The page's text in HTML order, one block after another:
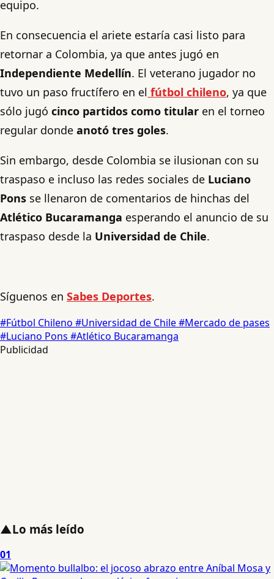
equipo.
En consecuencia el ariete estaría casi listo para
retornar a Colombia, ya que antes jugó en
Independiente Medellín. El veterano jugador no
tuvo un paso fructífero en el fútbol chileno, ya que
sólo jugó cinco partidos como titular en el torneo
regular donde anotó tres goles.
Sin embargo, desde Colombia se ilusionan con su
traspaso e incluso las redes sociales de Luciano
Pons se llenaron de comentarios de hinchas del
Atlético Bucaramanga esperando el anuncio de su
traspaso desde la Universidad de Chile.
Síguenos en Sabes Deportes.
#Fútbol Chileno #Universidad de Chile#Mercado de pases
#Luciano Pons #Atlético Bucaramanga
Publicidad
▲Lo más leído
01